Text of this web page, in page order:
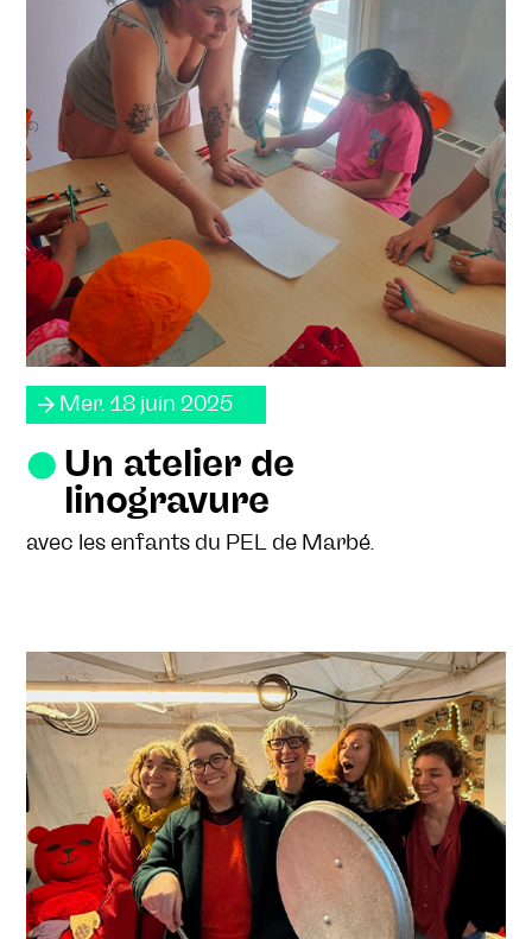
Mer. 18 juin 2025
Un atelier de
linogravure
avec les enfants du PEL de Marbé.